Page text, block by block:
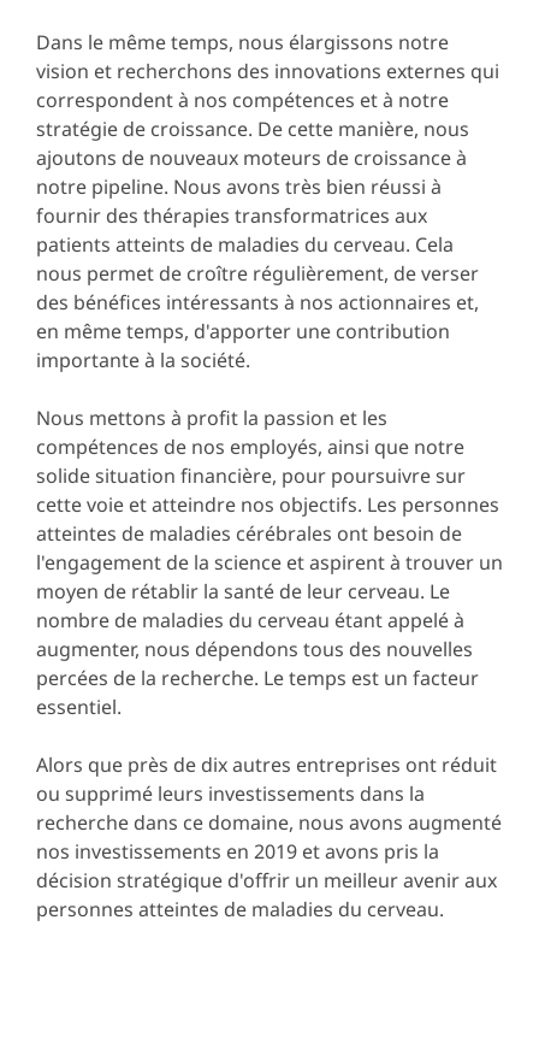
Dans le même temps, nous élargissons notre
vision et recherchons des innovations externes qui
correspondent à nos compétences et à notre
stratégie de croissance. De cette manière, nous
ajoutons de nouveaux moteurs de croissance à
notre pipeline. Nous avons très bien réussi à
fournir des thérapies transformatrices aux
patients atteints de maladies du cerveau. Cela
nous permet de croître régulièrement, de verser
des bénéfices intéressants à nos actionnaires et,
en même temps, d'apporter une contribution
importante à la société.
Nous mettons à profit la passion et les
compétences de nos employés, ainsi que notre
solide situation financière, pour poursuivre sur
cette voie et atteindre nos objectifs. Les personnes
atteintes de maladies cérébrales ont besoin de
l'engagement de la science et aspirent à trouver un
moyen de rétablir la santé de leur cerveau. Le
nombre de maladies du cerveau étant appelé à
augmenter, nous dépendons tous des nouvelles
percées de la recherche. Le temps est un facteur
essentiel.
Alors que près de dix autres entreprises ont réduit
ou supprimé leurs investissements dans la
recherche dans ce domaine, nous avons augmenté
nos investissements en 2019 et avons pris la
décision stratégique d'offrir un meilleur avenir aux
personnes atteintes de maladies du cerveau.